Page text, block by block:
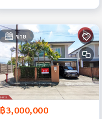
ขาย
฿3,000,000